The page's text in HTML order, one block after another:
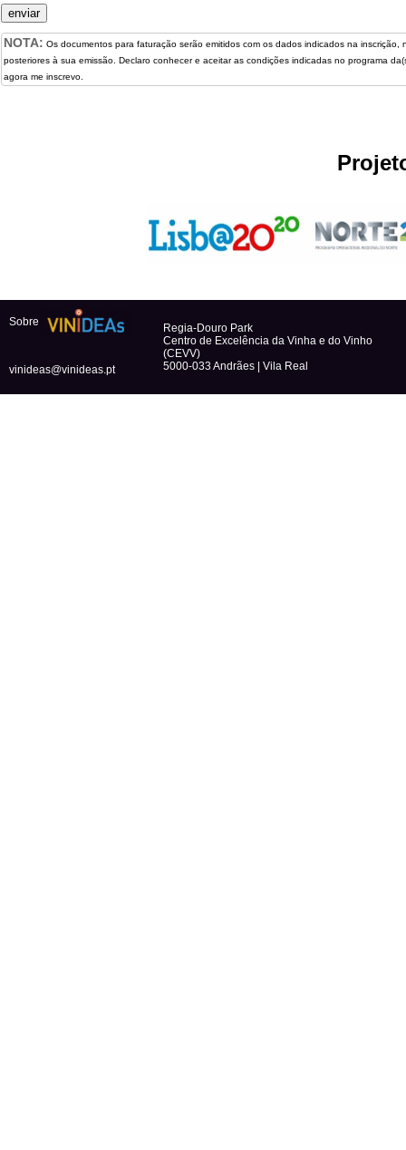
NOTA: Os documentos para faturação serão emitidos com os dados indicados na inscrição,
posteriores à sua emissão. Declaro conhecer e aceitar as condições indicadas no programa
agora me inscrevo.
Sobre
Regia-Douro Park
Centro de Excelência da Vinha e do Vinho
(CEVV)
5000-033 Andrães | Vila Real
vinideas@vinideas.pt